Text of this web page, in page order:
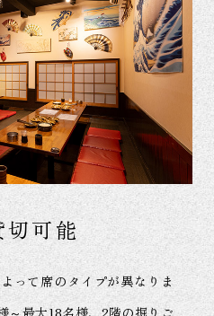
可能
って席のタイプが異なりま
～最大18名様、2階の掘りご